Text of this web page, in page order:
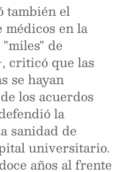
también el
médicos en la
de
criticó que las
se hayan
los acuerdos
la
sanidad de
universitario.
años al frente